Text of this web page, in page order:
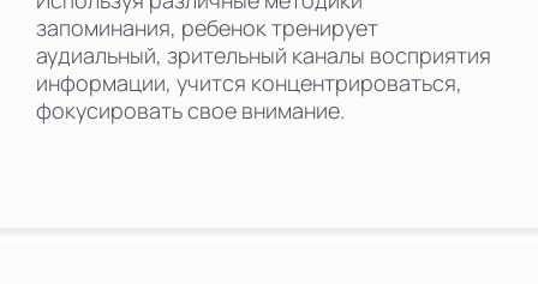
запоминания, ребенок тренирует
аудиальный, зрительный каналы восприятия
информации, учится концентрироваться,
фокусировать свое внимание.